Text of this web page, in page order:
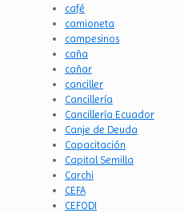
café
camioneta
campesinos
caña
cañar
canciller
Cancillería
Cancillería Ecuador
Canje de Deuda
Capacitación
Capital Semilla
Carchi
CEFA
CEFODI